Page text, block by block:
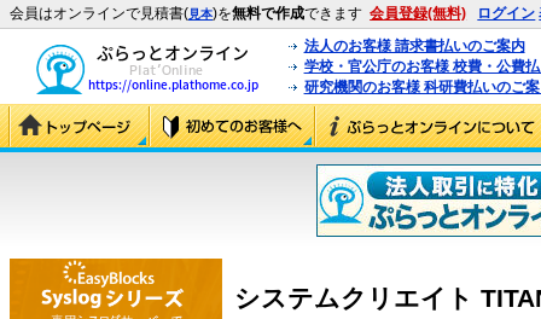
会員はオンラインで見積書(見本)を無料で作成できます 会員登録(無料) ログイン
法人のお客様 請求書払いのご案内
学校・官公庁のお客様 校費・公費
研究機関のお客様 科研費払いのご
システムクリエイト